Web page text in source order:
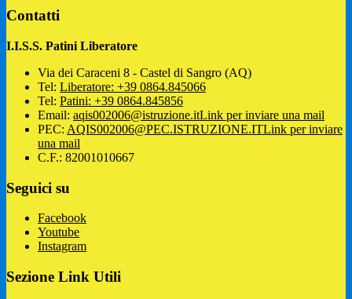
Contatti
I.I.S.S. Patini Liberatore
Via dei Caraceni 8 - Castel di Sangro (AQ)
Tel: Liberatore: +39 0864.845066
Tel: Patini: +39 0864.845856
Email: aqis002006@istruzione.itLink per inviare una mail
PEC: AQIS002006@PEC.ISTRUZIONE.ITLink per inviare
una mail
C.F.: 82001010667
Seguici su
Facebook
Youtube
Instagram
Sezione Link Utili